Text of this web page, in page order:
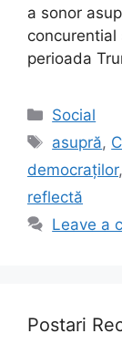
a sonor
concurential
perioada
Categories
Social
Tags
asupră,
democraților,
reflectă
Leave a
Postari